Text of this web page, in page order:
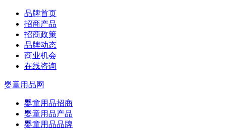
品牌首页
招商产品
招商政策
品牌动态
商业机会
在线咨询
婴童用品网
婴童用品招商
婴童用品产品
婴童用品品牌